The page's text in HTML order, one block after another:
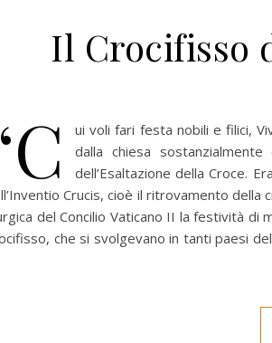
Il Crocifisso
ui voli fari festa nobili e filici,
dalla chiesa
dell’Esaltazione della Croce.
Crucis, cioè il ritrovamento della
del Concilio Vaticano II la festività
che si svolgevano in tanti paesi